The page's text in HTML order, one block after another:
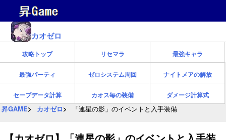
カオゼロ
攻略トップ リセマラ 最強キャラ
最強パーティ ゼロシステム周回 ナイトメアの解放
セーブデータ計算 カオス毎の装備 ダメージ計算式
昇GAME カオゼロ 「連星の影」のイベントと入手装備